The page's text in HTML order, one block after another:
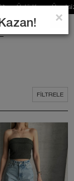
Ücretsiz
FILTRELE
×